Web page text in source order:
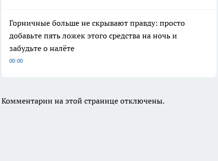
Горничные больше не скрывают правду: просто
добавьте пять ложек этого средства на ночь и
забудьте о налёте
00:00
Комментарии на этой странице отключены.